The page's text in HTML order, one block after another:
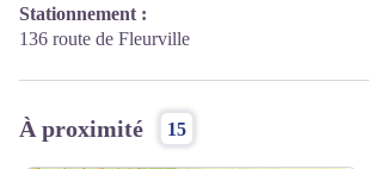
Stationnement :
136 route de Fleurville
À proximité 15